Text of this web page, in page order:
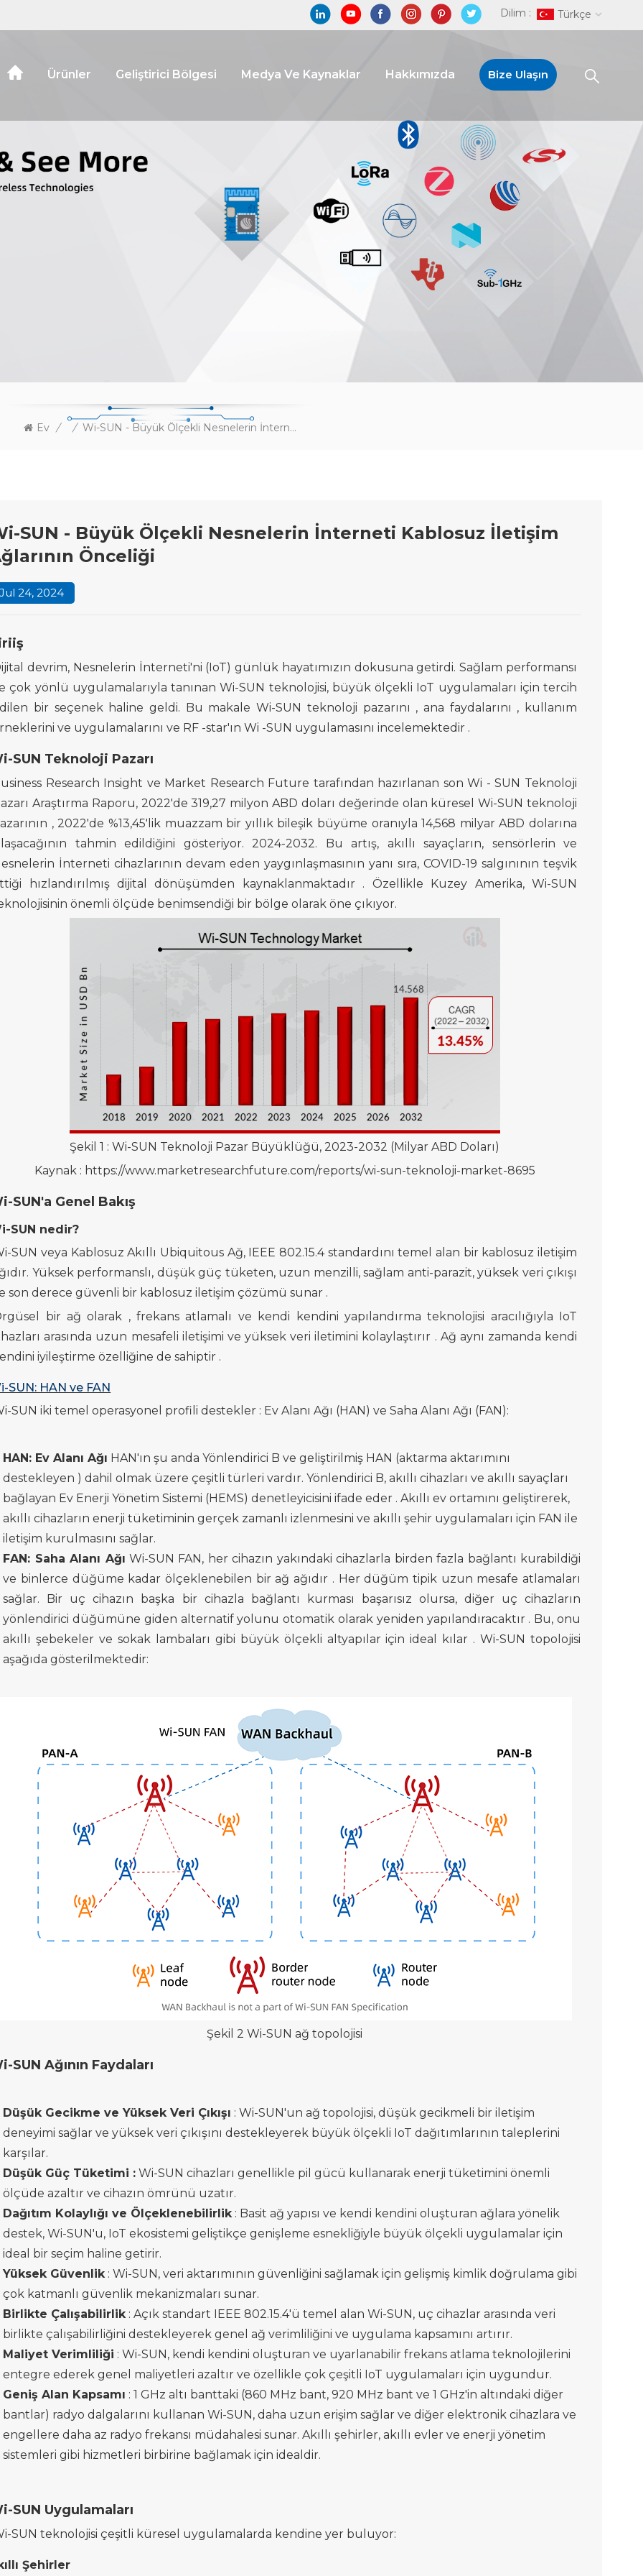
Dilim : Türkçe
Ürünler Geliştirici Bölgesi Medya Ve Kaynaklar Hakkımızda Bize Ulaşın
Ev / / Wi-SUN - Büyük Ölçekli Nesnelerin İnterneti Kablosuz İletişim Ağlarının Önceliği
SUN - Büyük Ölçekli Nesnelerin İnterneti Kablosuz İletişim
Önceliği
Jul 24, 2024
devrim, Nesnelerin İnterneti'ni (IoT) günlük hayatımızın dokusuna getirdi. Sağlam performansı
çok yönlü uygulamalarıyla tanınan Wi-SUN teknolojisi, büyük ölçekli IoT uygulamaları için tercih
bir seçenek haline geldi. Bu makale Wi-SUN teknoloji pazarını , ana faydalarını , kullanım
ve uygulamalarınıve RF -star'ınWi -SUN uygulamasını incelemektedir .
SUN Teknoloji Pazarı
Research Insight ve Market Research Future tarafından hazırlanan sonWi -SUN Teknoloji
Araştırma Raporu, 2022'de 319,27 milyon ABD doları değerinde olan küresel Wi-SUN teknoloji
, 2022'de%13,45'lik muazzam bir yıllık bileşik büyüme oranıyla14,568 milyar ABD dolarına
tahminedildiğini gösteriyor. 2024-2032. Buartış, akıllısayaçların, sensörlerin ve
İnterneti cihazlarınındevam eden yaygınlaşmasınınyanı sıra,COVID-19 salgınınınteşvik
hızlandırılmış dijital dönüşümden kaynaklanmaktadır . Özellikle Kuzey Amerika, Wi-SUN
önemli ölçüde benimsendiği bir bölge olarak öne çıkıyor.
Şekil 1 :Wi-SUN Teknoloji Pazar Büyüklüğü, 2023-2032 (Milyar ABD Doları)
Kaynak : https://www.marketresearchfuture.com/reports/wi-sun-teknoloji-market-8695
SUN'a Genel Bakış
SUN nedir?
SUN veya Kablosuz Akıllı Ubiquitous Ağ, IEEE 802.15.4 standardını temel alan bir kablosuz iletişim
Yüksek performanslı, düşük güç tüketen, uzun menzilli, sağlam anti-parazit, yüksek veri çıkışı
son derece güvenli bir kablosuz iletişim çözümüsunar .
bir ağ olarak ,frekans atlamalı ve kendi kendini yapılandırma teknolojisi aracılığıyla
IoT
arasında uzun mesafeli iletişimi ve yüksekveri iletimini kolaylaştırır . Ağ aynı zamanda kendi
iyileştirme özelliğinede sahiptir .
SUN: HAN ve FAN
SUN ikitemeloperasyonel profili destekler : Ev Alanı Ağı (HAN) ve Saha Alanı Ağı (FAN):
HAN: Ev Alanı Ağı HAN'ın şu anda Yönlendirici B ve geliştirilmiş HAN (aktarmaaktarımını
destekleyen ) dahil olmak üzere çeşitli türleri vardır. Yönlendirici B,akıllı cihazları ve akıllı sayaçları
bağlayan Ev Enerji Yönetim Sistemi (HEMS) denetleyicisini ifade eder .Akıllı ev ortamını geliştirerek,
akıllı cihazların enerji tüketiminin gerçek zamanlı izlenmesini ve akıllı şehir uygulamaları için FAN ile
iletişim kurulmasını sağlar.
FAN: Saha Alanı Ağı Wi-SUN FAN, her cihazın yakındakicihazlarla birden fazla bağlantı kurabildiği
ve binlerce düğüme kadar ölçeklenebilen bir ağ ağıdır . Her düğüm tipik uzun mesafe atlamaları
sağlar. Bir uçcihazın başka bir cihazla bağlantı kurması başarısız olursa, diğer uçcihazların
yönlendirici düğümüne giden alternatif yolunu otomatik olarak yeniden yapılandıracaktır . Bu, onu
akıllı şebekeler ve sokak lambaları gibi büyük ölçekli altyapılar içinideal kılar . Wi-SUNtopolojisi
aşağıda gösterilmektedir:
Şekil 2Wi-SUNağtopolojisi
SUNAğının Faydaları
Düşük Gecikme ve Yüksek Veri Çıkışı : Wi-SUN'un ağ topolojisi, düşük gecikmeli bir iletişim
deneyimi sağlar ve yüksek veri çıkışını destekleyerek büyük ölçekli IoT dağıtımlarının taleplerini
karşılar.
Düşük Güç Tüketimi : Wi-SUN cihazları genellikle pil gücü kullanarak enerji tüketimini önemli
ölçüde azaltır ve cihazın ömrünü uzatır.
Dağıtım Kolaylığı ve Ölçeklenebilirlik: Basit ağ yapısı ve kendi kendini oluşturan ağlara yönelik
destek, Wi-SUN'u, IoT ekosistemi geliştikçe genişleme esnekliğiyle büyük ölçekli uygulamalar için
ideal bir seçim haline getirir.
Yüksek Güvenlik: Wi-SUN, veri aktarımının güvenliğini sağlamak için gelişmiş kimlik doğrulama gibi
çok katmanlı güvenlik mekanizmaları sunar.
Birlikte Çalışabilirlik: Açık standart IEEE 802.15.4'ü temel alan Wi-SUN, uç cihazlar arasında veri
birlikte çalışabilirliğini destekleyerek genel ağ verimliliğini ve uygulama kapsamını artırır.
Maliyet Verimliliği : Wi-SUN, kendi kendini oluşturan ve uyarlanabilir frekans atlama teknolojilerini
entegre ederek genel maliyetleri azaltır ve özellikle çok çeşitli IoT uygulamaları için uygundur.
Geniş Alan Kapsamı : 1 GHz altı banttaki (860 MHz bant, 920 MHz bant ve 1 GHz'in altındaki diğer
bantlar) radyo dalgalarını kullanan Wi-SUN, daha uzun erişim sağlar ve diğer elektronik cihazlara ve
engellere daha az radyo frekansı müdahalesi sunar. Akıllı şehirler, akıllı evler ve enerji yönetim
sistemleri gibi hizmetleri birbirine bağlamak için idealdir.
SUN Uygulamaları
SUN teknolojisi çeşitli küresel uygulamalarda kendine yer buluyor:
Şehirler